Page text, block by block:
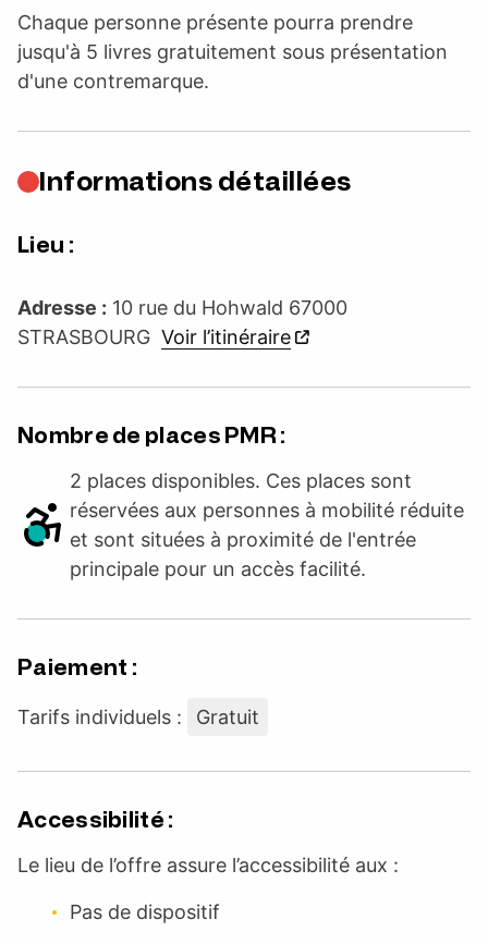
Chaque personne présente pourra prendre
jusqu'à 5 livres gratuitement sous présentation
d'une contremarque.
Informations détaillées
Lieu :
Adresse : 10 rue du Hohwald 67000
STRASBOURG Voir l’itinéraire
Nombre de places PMR :
2 places disponibles. Ces places sont
réservées aux personnes à mobilité réduite
et sont situées à proximité de l'entrée
principale pour un accès facilité.
Paiement :
Tarifs individuels : Gratuit
Accessibilité :
Le lieu de l’offre assure l’accessibilité aux :
Pas de dispositif